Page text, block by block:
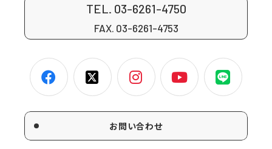
TEL. 03-6261-4750
FAX. 03-6261-4753
お問い合わせ